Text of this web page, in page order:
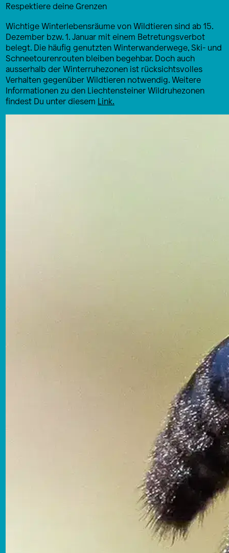
Respektiere deine Grenzen
Wichtige Winterlebensräume von Wildtieren sind ab 15.
Dezember bzw. 1. Januar mit einem Betretungsverbot
belegt. Die häufig genutzten Winterwanderwege, Ski- und
Schneetourenrouten bleiben begehbar. Doch auch
ausserhalb der Winterruhezonen ist rücksichtsvolles
Verhalten gegenüber Wildtieren notwendig. Weitere
Informationen zu den Liechtensteiner Wildruhezonen
findest Du unter diesem Link.